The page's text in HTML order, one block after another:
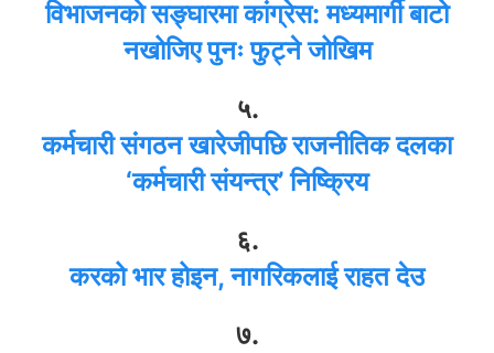
विभाजनको सङ्घारमा कांग्रेस: मध्यमार्गी बाटो
नखोजिए पुनः फुट्ने जोखिम
५.
कर्मचारी संगठन खारेजीपछि राजनीतिक दलका
‘कर्मचारी संयन्त्र’ निष्क्रिय
६.
करको भार होइन, नागरिकलाई राहत देउ
७.